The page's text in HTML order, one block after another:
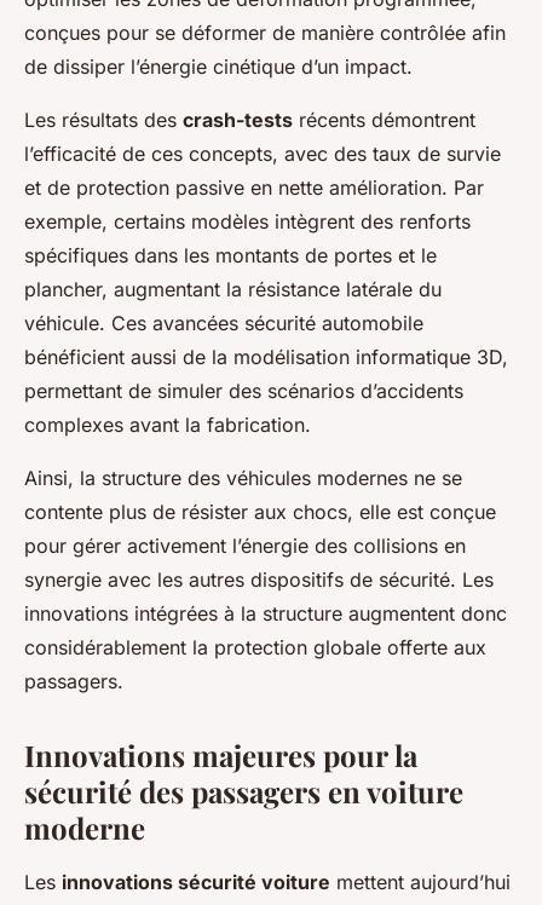
conçues pour se déformer de manière contrôlée afin
de dissiper l’énergie cinétique d’un impact.
Les résultats des crash-tests récents démontrent
l’efficacité de ces concepts, avec des taux de survie
et de protection passive en nette amélioration. Par
exemple, certains modèles intègrent des renforts
spécifiques dans les montants de portes et le
plancher, augmentant la résistance latérale du
véhicule. Ces avancées sécurité automobile
bénéficient aussi de la modélisation informatique 3D,
permettant de simuler des scénarios d’accidents
complexes avant la fabrication.
Ainsi, la structure des véhicules modernes ne se
contente plus de résister aux chocs, elle est conçue
pour gérer activement l’énergie des collisions en
synergie avec les autres dispositifs de sécurité. Les
innovations intégrées à la structure augmentent donc
considérablement la protection globale offerte aux
passagers.
Innovations majeures pour la
sécurité des passagers en voiture
moderne
Les innovations sécurité voiture mettent aujourd’hui